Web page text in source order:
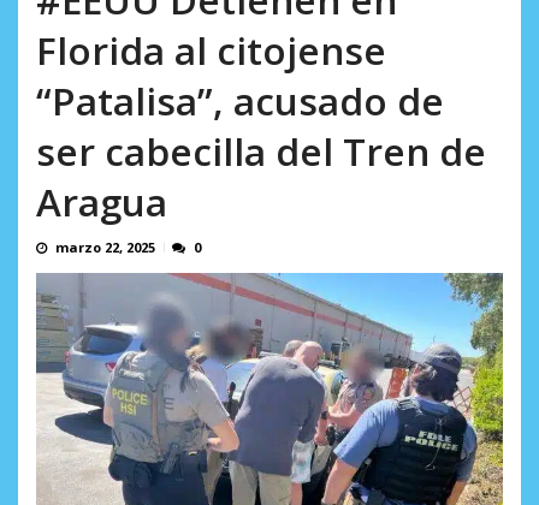
Florida al citojense
“Patalisa”, acusado de
ser cabecilla del Tren de
Aragua
marzo 22, 2025 0